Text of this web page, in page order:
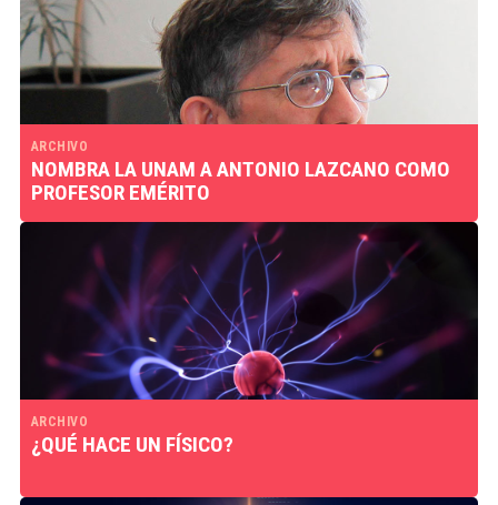
ARCHIVO
NOMBRA LA UNAM A ANTONIO LAZCANO COMO
PROFESOR EMÉRITO
ARCHIVO
¿QUÉ HACE UN FÍSICO?